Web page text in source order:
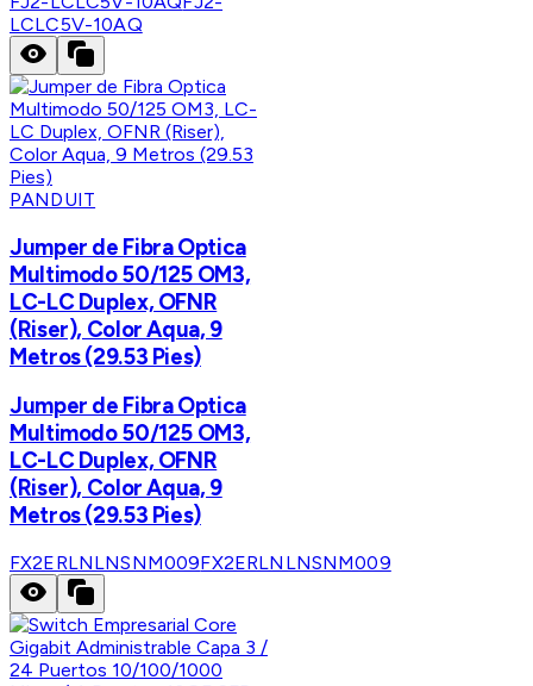
LCLC5V-10AQ
PANDUIT
Jumper de Fibra Optica
Multimodo 50/125 OM3,
LC-LC Duplex, OFNR
(Riser), Color Aqua, 9
Metros (29.53 Pies)
Jumper de Fibra Optica
Multimodo 50/125 OM3,
LC-LC Duplex, OFNR
(Riser), Color Aqua, 9
Metros (29.53 Pies)
FX2ERLNLNSNM009FX2ERLNLNSNM009